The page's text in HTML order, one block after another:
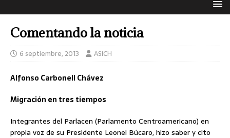
Comentando la noticia
6 septiembre, 2013 ASICH
Alfonso Carbonell Chávez
Migración en tres tiempos
Integrantes del Parlacen (Parlamento Centroamericano) en
propia voz de su Presidente Leonel Búcaro, hizo saber y cito